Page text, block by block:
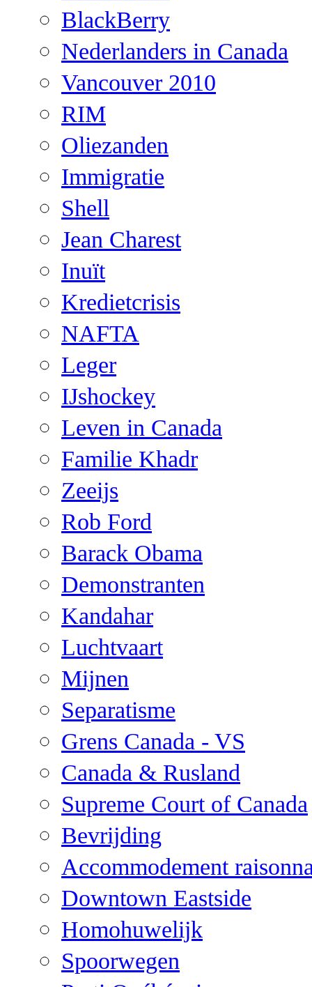
BlackBerry
Nederlanders in Canada
Vancouver 2010
RIM
Oliezanden
Immigratie
Shell
Jean Charest
Inuït
Kredietcrisis
NAFTA
Leger
IJshockey
Leven in Canada
Familie Khadr
Zeeijs
Rob Ford
Barack Obama
Demonstranten
Kandahar
Luchtvaart
Mijnen
Separatisme
Grens Canada - VS
Canada & Rusland
Supreme Court of Canada
Bevrijding
Accommodement
Downtown Eastside
Homohuwelijk
Spoorwegen